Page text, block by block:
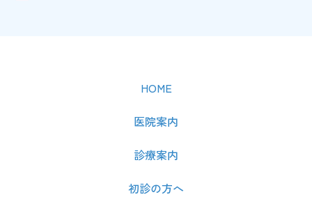
HOME
医院案内
診療案内
初診の方へ